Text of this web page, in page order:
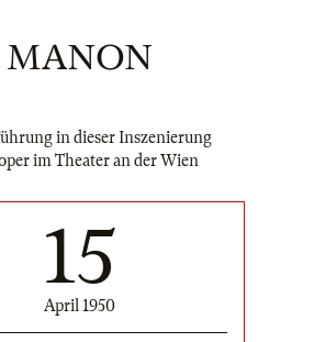
MANON
in dieser Inszenierung
im Theater an der Wien
15
April 1950